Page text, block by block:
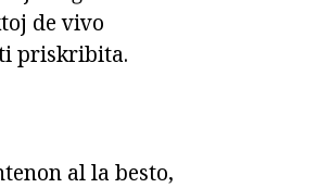
de vivo
priskribita.
al la besto,